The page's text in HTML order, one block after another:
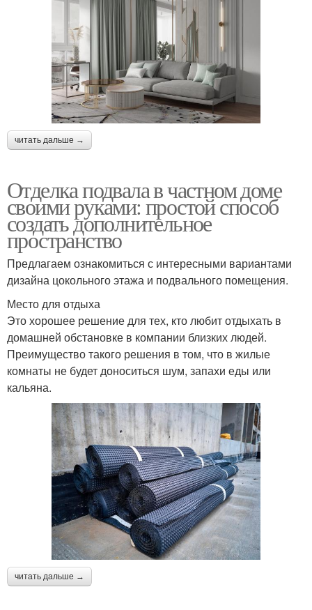
читать дальше →
Отделка подвала в частном доме
своими руками: простой способ
создать дополнительное
пространство
Предлагаем ознакомиться с интересными вариантами
дизайна цокольного этажа и подвального помещения.
Место для отдыха
Это хорошее решение для тех, кто любит отдыхать в
домашней обстановке в компании близких людей.
Преимущество такого решения в том, что в жилые
комнаты не будет доноситься шум, запахи еды или
кальяна.
читать дальше →